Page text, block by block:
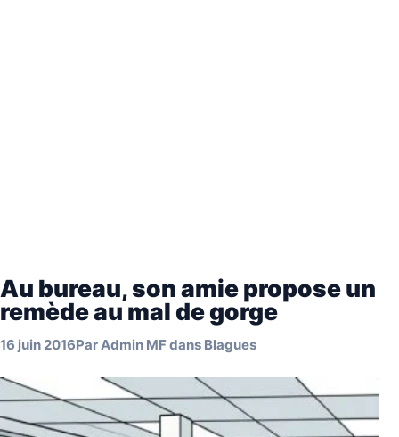
Au bureau, son amie propose un
remède au mal de gorge
16 juin 2016ParAdmin MFdans Blagues